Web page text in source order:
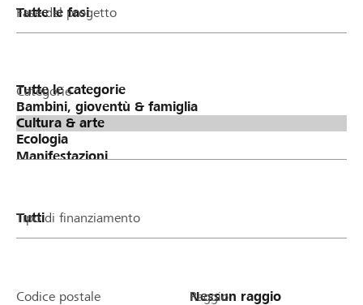
Fase del progetto
Categorie
Tipo di finanziamento
Codice postale Raggio